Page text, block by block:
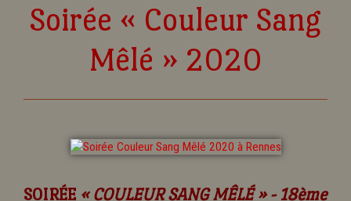
Soirée « Couleur Sang
Mêlé » 2020
SOIRÉE « COULEUR SANG MÊLÉ » - 18ème